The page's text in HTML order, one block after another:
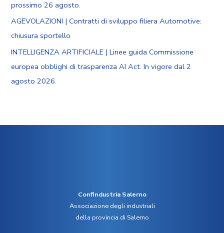
prossimo 26 agosto.
AGEVOLAZIONI | Contratti di sviluppo filiera Automotive:
chiusura sportello
INTELLIGENZA ARTIFICIALE | Linee guida Commissione
europea obblighi di trasparenza AI Act. In vigore dal 2
agosto 2026.
Confindustria Salerno
Associazione degli industriali
della provincia di Salerno